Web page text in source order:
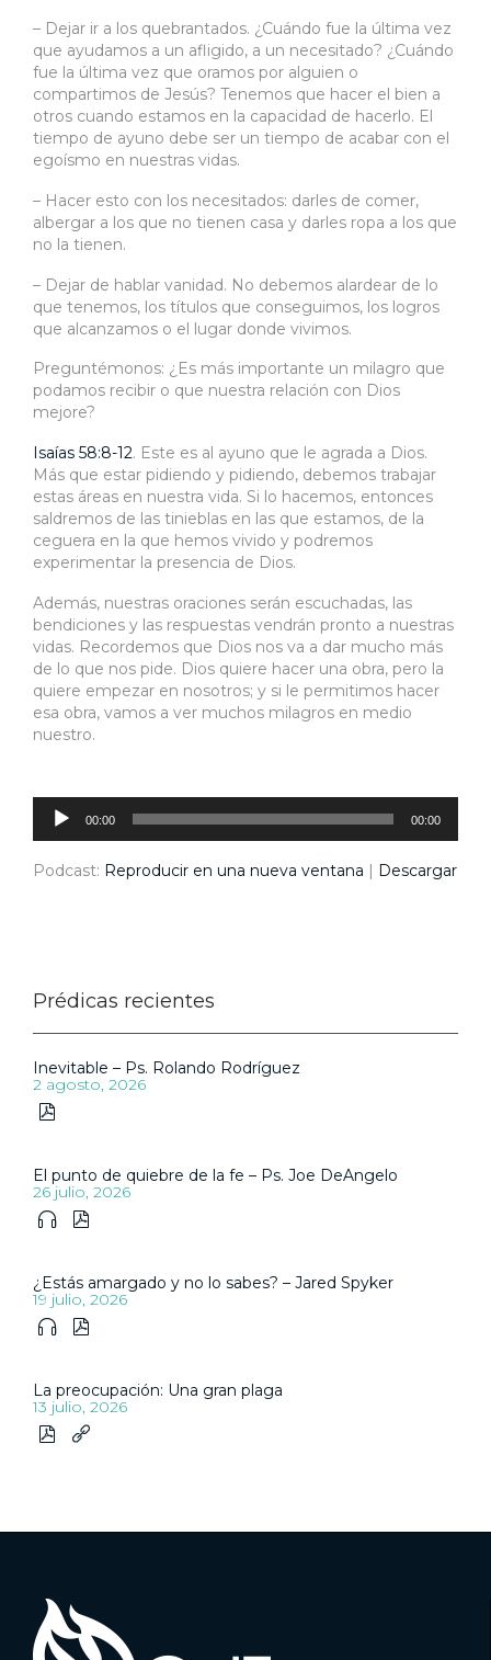
– Dejar ir a los quebrantados. ¿Cuándo fue la última vez
que ayudamos a un afligido, a un necesitado? ¿Cuándo
fue la última vez que oramos por alguien o
compartimos de Jesús? Tenemos que hacer el bien a
otros cuando estamos en la capacidad de hacerlo. El
tiempo de ayuno debe ser un tiempo de acabar con el
egoísmo en nuestras vidas.
– Hacer esto con los necesitados: darles de comer,
albergar a los que no tienen casa y darles ropa a los que
no la tienen.
– Dejar de hablar vanidad. No debemos alardear de lo
que tenemos, los títulos que conseguimos, los logros
que alcanzamos o el lugar donde vivimos.
Preguntémonos: ¿Es más importante un milagro que
podamos recibir o que nuestra relación con Dios
mejore?
Isaías 58:8-12. Este es al ayuno que le agrada a Dios.
Más que estar pidiendo y pidiendo, debemos trabajar
estas áreas en nuestra vida. Si lo hacemos, entonces
saldremos de las tinieblas en las que estamos, de la
ceguera en la que hemos vivido y podremos
experimentar la presencia de Dios.
Además, nuestras oraciones serán escuchadas, las
bendiciones y las respuestas vendrán pronto a nuestras
vidas. Recordemos que Dios nos va a dar mucho más
de lo que nos pide. Dios quiere hacer una obra, pero la
quiere empezar en nosotros; y si le permitimos hacer
esa obra, vamos a ver muchos milagros en medio
nuestro.
Reproductor
audio 00:00 00:00
Podcast: Reproducir en una nueva ventana | Descargar
Prédicas recientes
Inevitable – Ps. Rolando Rodríguez
2 agosto, 2026

El punto de quiebre de la fe – Ps. Joe DeAngelo
26 julio, 2026
 
¿Estás amargado y no lo sabes? – Jared Spyker
19 julio, 2026
 
La preocupación: Una gran plaga
13 julio, 2026
 